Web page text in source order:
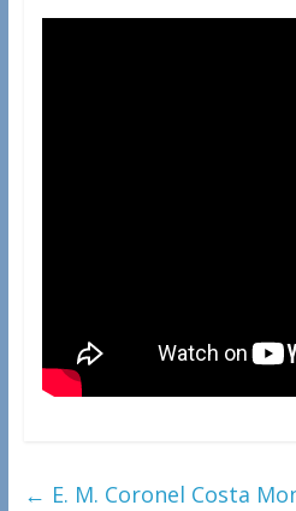
← E. M. Coronel Costa